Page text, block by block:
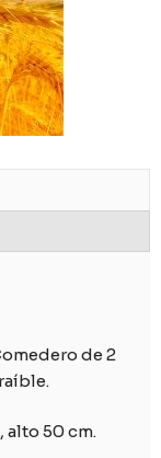
de 2
alto 50 cm.